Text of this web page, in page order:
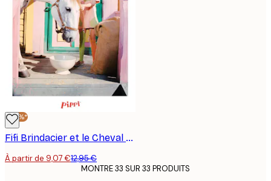
-30%*
Fifi Brindacier et le Cheval Affiche
À partir de 9,07 €12,95 €
MONTRE 33 SUR 33 PRODUITS